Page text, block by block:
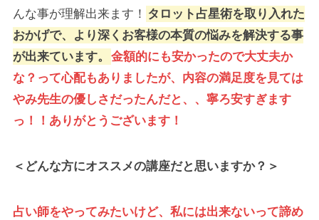
んな事が理解出来ます！ タロット占星術を取り入れた
おかげで、より深くお客様の本質の悩みを解決する事
が出来ています。
金額的にも安かったので大丈夫か
な？って心配もありましたが、内容の満足度を見ては
やみ先生の優しさだったんだと、、寧ろ安すぎます
っ！！ありがとうございます！
＜どんな方にオススメの講座だと思いますか？＞
占い師をやってみたいけど、私には出来ないって諦め